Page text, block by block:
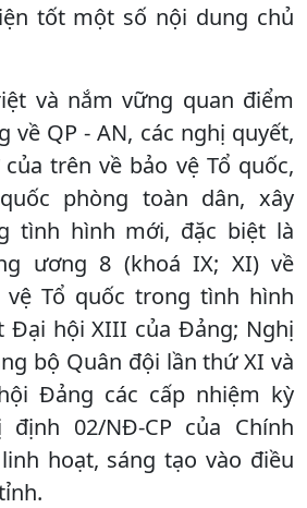
tốt một số nội dung chủ
và nắm vững quan điểm
về QP - AN, các nghị quyết,
trên về bảo vệ Tổ quốc,
phòng toàn dân, xây
tình hình mới, đặc biệt là
ương 8 (khoá IX; XI) về
vệ Tổ quốc trong tình hình
Đại hội XIII của Đảng; Nghị
bộ Quân đội lần thứ XI và
Đảng các cấp nhiệm kỳ
định 02/NĐ-CP của Chính
hoạt, sáng tạo vào điều